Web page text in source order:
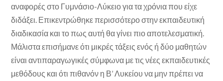
αναφορές στο Γυμνάσιο-Λύκειο για τα χρόνια που είχε
διδάξει. Επικεντρώθηκε περισσότερο στην εκπαιδευτική
διαδικασία και το πως αυτή θα γίνει πιο αποτελεσματική.
Μάλιστα επισήμανε ότι μικρές τάξεις ενός ή δύο μαθητών
είναι αντιπαραγωγικές σύμφωνα με τις νέες εκπαιδευτικές
μεθόδους και ότι πιθανόν η Β’ Λυκείου να μην πρέπει να